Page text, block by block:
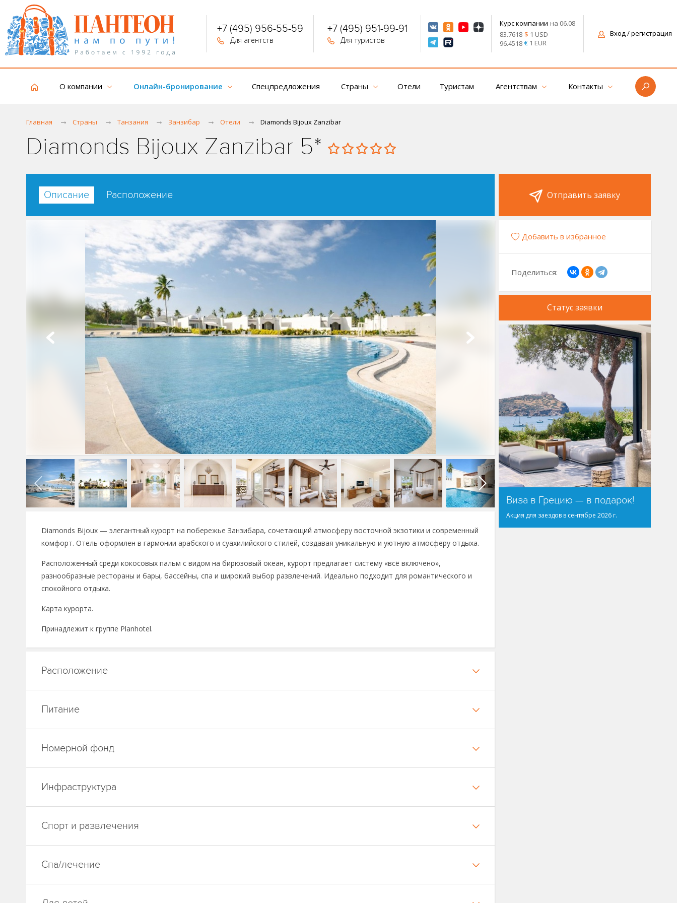
+7 (495) 956-55-59
Для агентств
+7 (495) 951-99-91
Для туристов
Курс компании на 06.08
83.7618 $ 1 USD
96.4518 €1 EUR
Вход/ регистрация
О компании Онлайн-бронирование Спецпредложения Страны Отели Туристам Агентствам Контакты
Главная Страны Танзания Занзибар Отели Diamonds Bijoux Zanzibar
Diamonds Bijoux Zanzibar 5*
Описание Расположение
Diamonds Bijoux — элегантный курорт на побережье Занзибара, сочетающий атмосферу восточной экзотики и современный
комфорт. Отель оформлен в гармонии арабского и суахилийского стилей, создавая уникальную и уютную атмосферу отдыха.
Расположенный среди кокосовых пальм с видом на бирюзовый океан, курорт предлагает систему «всё включено»,
разнообразные рестораны и бары, бассейны, спа и широкий выбор развлечений. Идеально подходит для романтического и
спокойного отдыха.
Карта курорта.
Принадлежит к группе Planhotel.
Расположение
Питание
Номерной фонд
Инфраструктура
Спорт и развлечения
Спа/лечение
Отправить заявку
Добавить в избранное
Поделиться:
Статус заявки
Виза в Грецию — в подарок!
Акция для заездов в сентябре 2026 г.